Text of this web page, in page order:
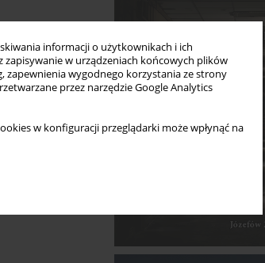
informacji o użytkownikach i ich
w urządzeniach końcowych plików
zapewnienia wygodnego korzystania ze strony
przez narzędzie Google Analytics
w konfiguracji przeglądarki może wpłynąć na